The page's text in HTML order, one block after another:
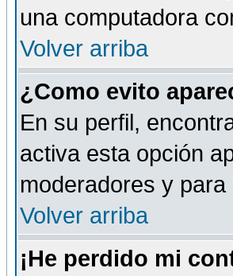
una computadora
Volver arriba
¿Como evito
En su perfil,
activa esta opción
moderadores y
Volver arriba
¡He perdido mi